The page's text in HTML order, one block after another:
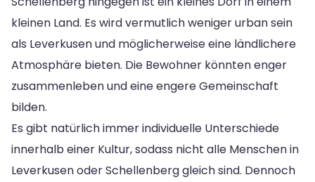
kleinen Land. Es wird vermutlich weniger urban sein
als Leverkusen und möglicherweise eine ländlichere
Atmosphäre bieten. Die Bewohner könnten enger
zusammenleben und eine engere Gemeinschaft
bilden.
Es gibt natürlich immer individuelle Unterschiede
innerhalb einer Kultur, sodass nicht alle Menschen in
Leverkusen oder Schellenberg gleich sind. Dennoch